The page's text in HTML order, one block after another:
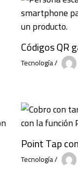
Códigos QR
Tecnología/
Point Tap
Tecnología/